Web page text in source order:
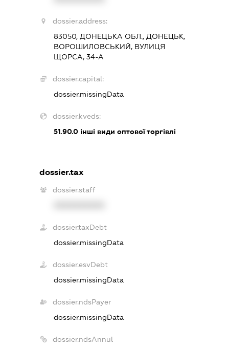
dossier.address:
83050, ДОНЕЦЬКА ОБЛ., ДОНЕЦЬК,
ВОРОШИЛОВСЬКИЙ, ВУЛИЦЯ
ЩОРСА, 34-А
dossier.capital:
dossier.missingData
dossier.kveds:
51.90.0інші види оптової торгівлі
dossier.tax
dossier.staff
dossier.taxDebt
dossier.missingData
dossier.esvDebt
dossier.missingData
dossier.ndsPayer
dossier.missingData
dossier.ndsAnnul